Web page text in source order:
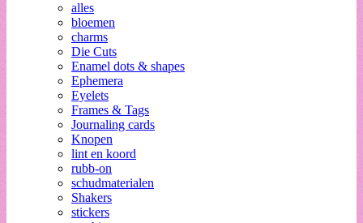
alles
bloemen
charms
Die Cuts
Enamel dots & shapes
Ephemera
Eyelets
Frames & Tags
Journaling cards
Knopen
lint en koord
rubb-on
schudmaterialen
Shakers
stickers